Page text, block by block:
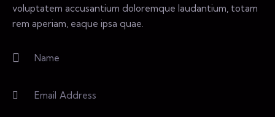
voluptatem accusantium doloremque laudantium, totam
rem aperiam, eaque ipsa quae.